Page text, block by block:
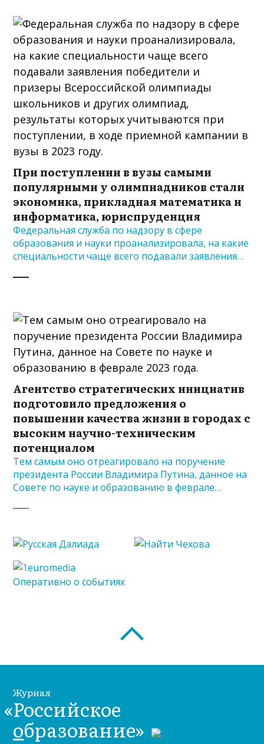
При поступлении в вузы самыми
популярными у олимпиадников стали
экономика, прикладная математика и
информатика, юриспруденция
Федеральная служба по надзору в сфере
образования и науки проанализировала, на какие
специальности чаще всего подавали заявления…
Агентство стратегических инициатив
подготовило предложения о
повышении качества жизни в городах с
высоким научно-техническим
потенциалом
Тем самым оно отреагировало на поручение
президента России Владимира Путина, данное на
Совете по науке и образованию в феврале…
Журнал
«Российское
образование»